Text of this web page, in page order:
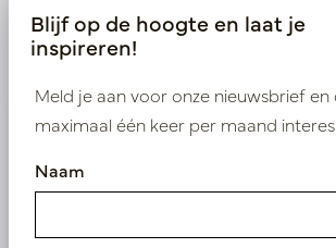
Product specificaties
Wij leveren enkel B2B
Log in als zakelijke klant om direct
Blijf op de hoogte en laat je
inspireren!
Meld je aan voor onze nieuwsbrief
maximaal één keer per maand
Naam